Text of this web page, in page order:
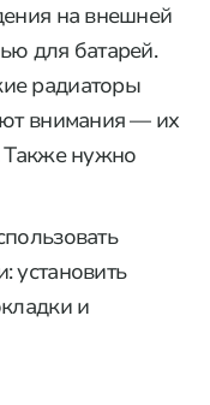
на внешней
для батарей.
радиаторы
внимания — их
Также нужно
установить
и